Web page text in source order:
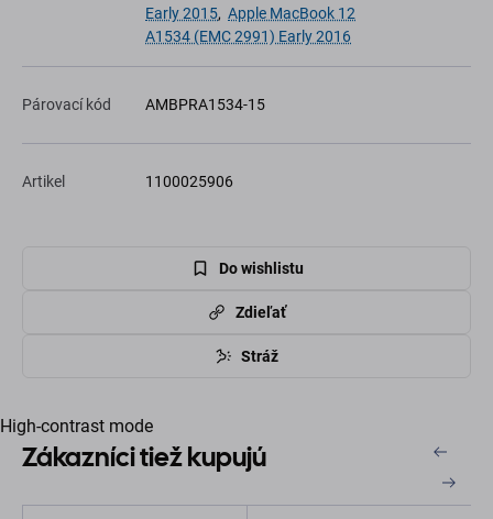
Early 2015, Apple MacBook 12
A1534 (EMC 2991) Early 2016
Párovací kód AMBPRA1534-15
Artikel 1100025906
Do wishlistu
Zdieľať
Stráž
High-contrast mode
Zákazníci tiež kupujú